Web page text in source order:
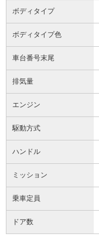
ボディタイプ
ボディタイプ色
車台番号末尾
排気量
エンジン
駆動方式
ハンドル
ミッション
乗車定員
ドア数